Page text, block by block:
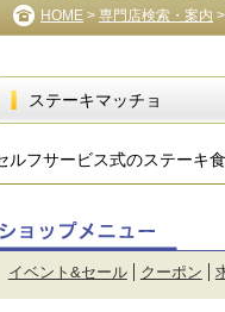
HOME > 専門店検索・案内
ステーキマッチョ
ルフサービス式のステーキ
イベント&セール クーポン